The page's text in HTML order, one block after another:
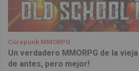
Corepunk MMORPG
Un verdadero MMORPG de la
de antes, pero mejor!